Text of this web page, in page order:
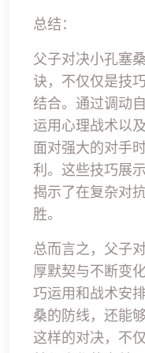
总结：
父子对决小孔塞
诀，不仅仅是技
结合。通过调动
运用心理战术以
面对强大的对手
利。这些技巧展
揭示了在复杂对
胜。
总而言之，父子
厚默契与不断变
巧运用和战术安
桑的防线，还能
这样的对决，不